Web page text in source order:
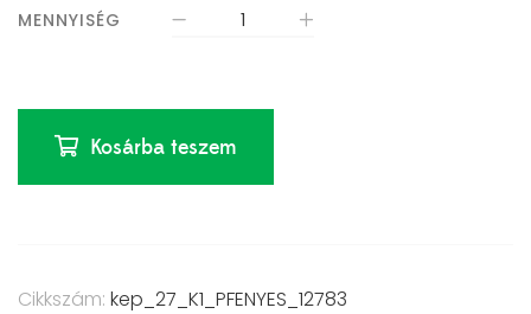
MENNYISÉG
Kosárba teszem
Cikkszám: kep_27_K1_PFENYES_12783